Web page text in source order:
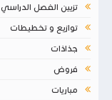
تزيين الفصل الدراسي
توازيع و تخطيطات
جذاذات
فروض
مباريات